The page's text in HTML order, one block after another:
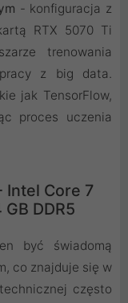
- konfiguracja z
RTX 5070 Ti
trenowania
z big data.
jak TensorFlow,
proces uczenia
Intel Core 7
DDR5
być świadomą
co znajduje się w
często